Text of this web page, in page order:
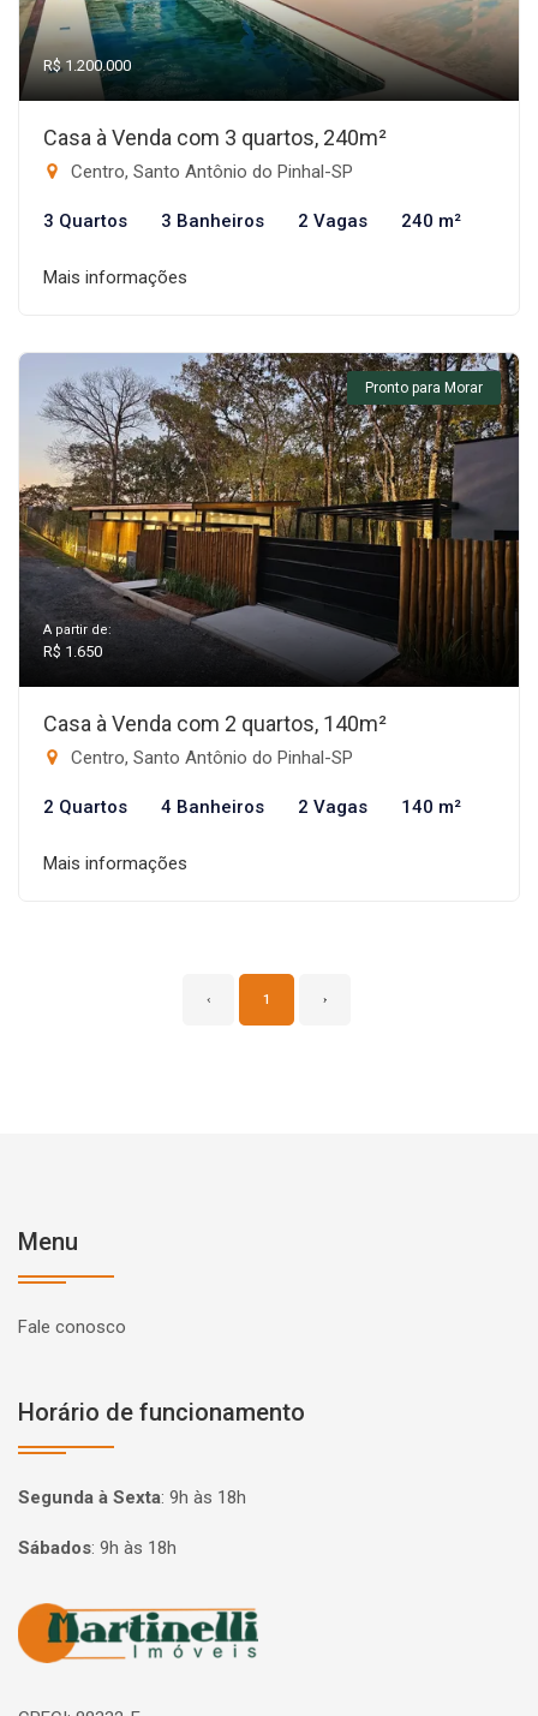
R$ 1.200.000
Casa à Venda com 3 quartos, 240m²
Centro, Santo Antônio do Pinhal-SP
3 Quartos 3 Banheiros 2 Vagas 240 m²
Mais informações
Pronto para Morar
A partir de:
R$ 1.650
Casa à Venda com 2 quartos, 140m²
Centro, Santo Antônio do Pinhal-SP
2 Quartos 4 Banheiros 2 Vagas 140 m²
Mais informações
‹ 1 ›
Menu
Fale conosco
Horário de funcionamento
Segunda à Sexta: 9h às 18h
Sábados: 9h às 18h
Página inicial